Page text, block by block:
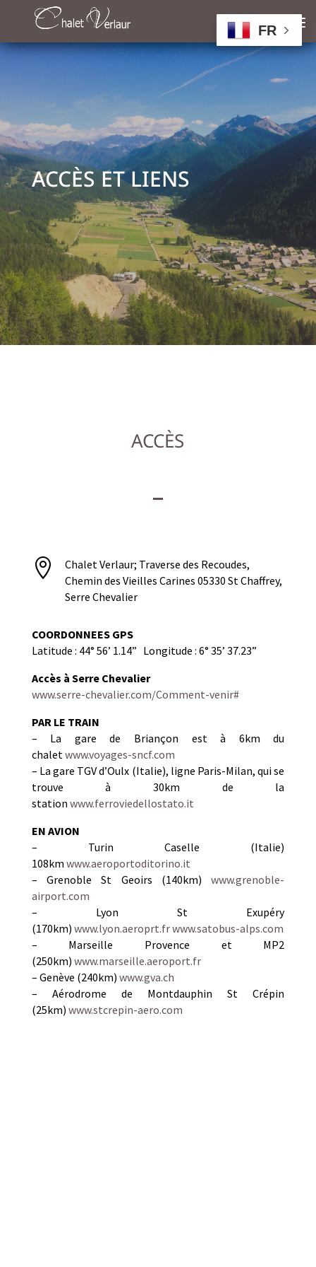
ACCÈS ET LIENS
ACCÈS

Chalet Verlaur; Traverse des Recoudes,
Chemin des Vieilles Carines 05330 St Chaffrey,
Serre Chevalier
COORDONNEES GPS
Latitude : 44° 56’ 1.14” Longitude : 6° 35’ 37.23”
Accès à Serre Chevalier
www.serre-chevalier.com/Comment-venir#
PAR LE TRAIN
– La gare de Briançon est à 6km du
chaletwww.voyages-sncf.com
– La gare TGV d’Oulx (Italie), ligne Paris-Milan, qui se
trouve à 30km de la
station www.ferroviedellostato.it
EN AVION
– Turin Caselle (Italie)
108km www.aeroportoditorino.it
– Grenoble St Geoirs (140km)
www.grenoble-
airport.com
– Lyon St Exupéry
(170km) www.lyon.aeroprt.frwww.satobus-alps.com
– Marseille Provence et MP2
(250km) www.marseille.aeroport.fr
– Genève (240km) www.gva.ch
– Aérodrome de Montdauphin St Crépin
(25km) www.stcrepin-aero.com
FR